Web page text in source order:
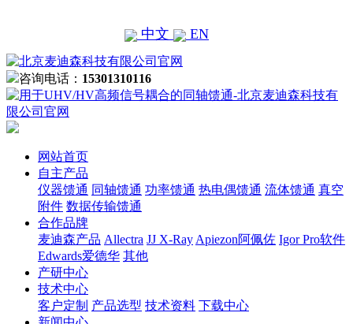
中文 EN
咨询电话： 15301310116
网站首页
自主产品
仪器馈通 同轴馈通 功率馈通 热电偶馈通 流体馈通 真空
附件 数据传输馈通
合作品牌
麦迪森产品 Allectra JJ X-Ray Apiezon阿佩佐 Igor Pro软件
Edwards爱德华 其他
产研中心
技术中心
客户定制 产品选型 技术资料 下载中心